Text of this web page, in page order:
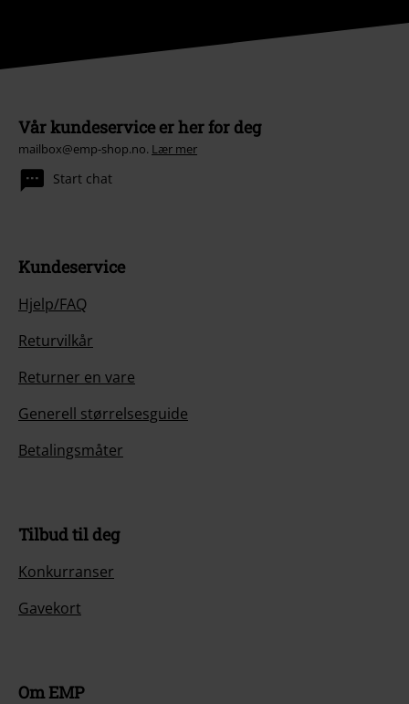
Vår kundeservice er her for deg
mailbox@emp-shop.no. Lær mer
Start chat
Kundeservice
Hjelp/FAQ
Returvilkår
Returner en vare
Generell størrelsesguide
Betalingsmåter
Tilbud til deg
Konkurranser
Gavekort
Om EMP